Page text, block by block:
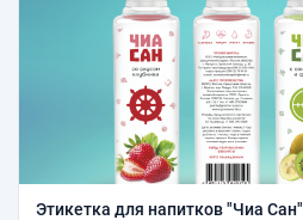
Этикетка для напитков "Чиа Сан"